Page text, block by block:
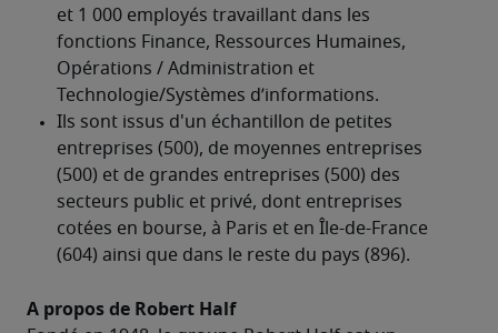
A propos de Robert Half